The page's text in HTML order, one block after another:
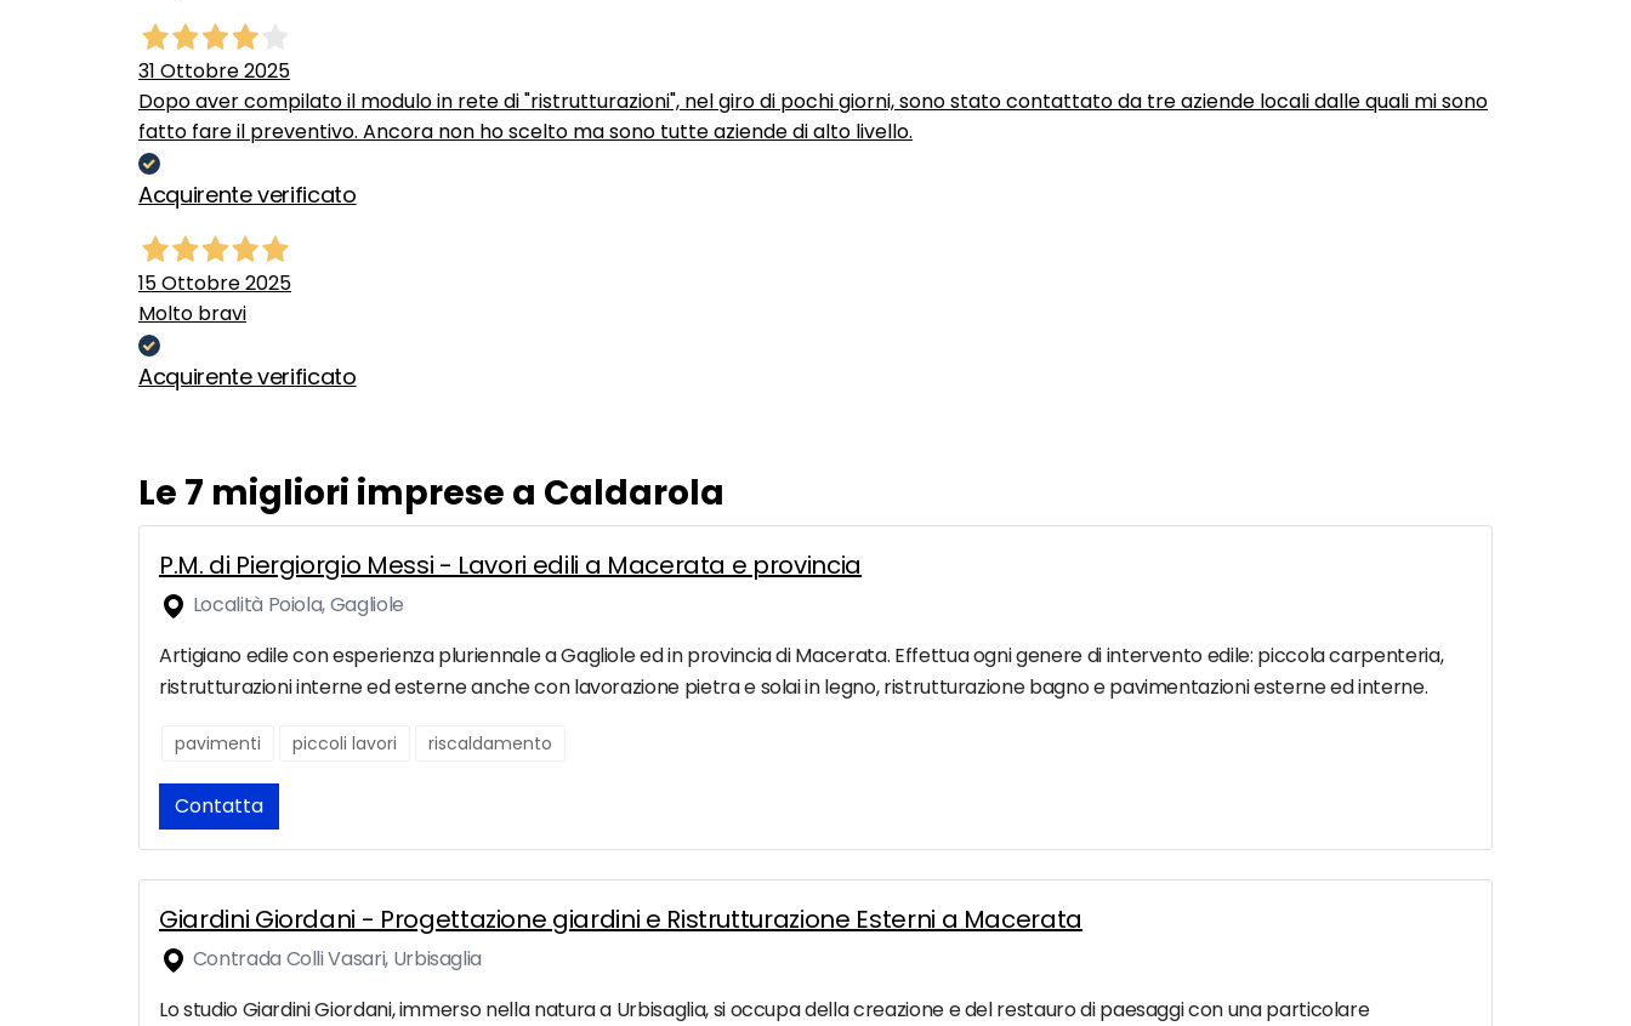
31 Ottobre 2025
Dopo aver compilato il modulo in rete di "ristrutturazioni", nel giro di pochi giorni, sono stato contattato da tre aziende locali dalle quali mi sono
fatto fare il preventivo. Ancora non ho scelto ma sono tutte aziende di alto livello.
Acquirente verificato
15 Ottobre 2025
Molto bravi
Acquirente verificato
Le 7 migliori imprese a Caldarola
P.M. di Piergiorgio Messi - Lavori edili a Macerata e provincia
Località Poiola, Gagliole
Artigiano edile con esperienza pluriennale a Gagliole ed in provincia di Macerata. Effettua ogni genere di intervento edile: piccola carpenteria,
ristrutturazioni interne ed esterne anche con lavorazione pietra e solai in legno, ristrutturazione bagno e pavimentazioni esterne ed interne.
pavimenti piccoli lavori riscaldamento
Contatta
Giardini Giordani - Progettazione giardini e Ristrutturazione Esterni a Macerata
Contrada Colli Vasari, Urbisaglia
Lo studio Giardini Giordani, immerso nella natura a Urbisaglia, si occupa della creazione e del restauro di paesaggi con una particolare